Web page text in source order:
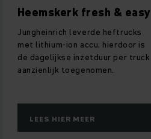
Heemskerk fresh & easy
Jungheinrich leverde heftrucks
met lithium-ion accu, hierdoor is
de dagelijkse inzetduur per truck
aanzienlijk toegenomen.
LEES HIER MEER